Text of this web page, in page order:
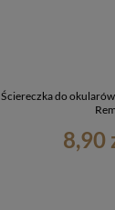
Ściereczka do
8,90